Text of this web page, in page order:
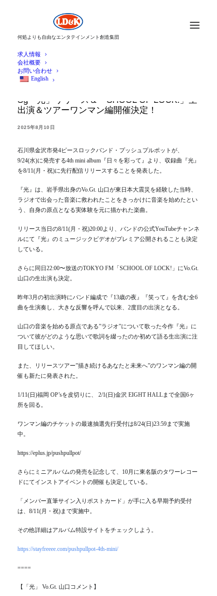
何処よりも自由なエンタテインメント創造集団
求人情報
会社概要
お問い合わせ
English
Sg「光」リリース＆「SHOOL OF LOCK!」生
出演＆ツアーワンマン編開催決定！
2025年8月10日
石川県金沢市発4ピースロックバンド・プッシュプルポットが、
9/24(水)に発売する4th mini album『日々を彩って』より、収録曲『光』
を8/11(月・祝)に先行配信リリースすることを発表した。
『光』は、岩手県出身のVo.Gt. 山口が東日本大震災を経験した当時、
ラジオで出会った音楽に救われたことをきっかけに音楽を始めたとい
う、自身の原点となる実体験を元に描かれた楽曲。
リリース当日の8/11(月・祝)20:00より、バンドの公式YouTubeチャンネ
ルにて『光』のミュージックビデオがプレミア公開されることも決定
している。
さらに同日22:00〜放送のTOKYO FM「SCHOOL OF LOCK!」にVo.Gt.
山口の生出演も決定。
昨年3月の初出演時にバンド編成で『13歳の夜』『笑って』を含む全6
曲を生演奏し、大きな反響を呼んで以来、2度目の出演となる。
山口の音楽を始める原点である”ラジオ”について歌った今作『光』に
ついて彼がどのような思いで歌詞を綴ったのか初めて語る生出演に注
目してほしい。
また、リリースツアー”描き続けるあなたと未来へ”のワンマン編の開
催も新たに発表された。
1/11(日)福岡 OP’sを皮切りに、 2/1(日)金沢 EIGHT HALLまで全国6ヶ
所を回る。
ワンマン編のチケットの最速抽選先行受付は8/24(日)23:59まで実施
中。
https://eplus.jp/pushpullpot/
さらにミニアルバムの発売を記念して、10月に東名阪のタワーレコー
ドにてインストアイベントの開催も決定している。
「メンバー直筆サイン入りポストカード」が手に入る早期予約受付
は、8/11(月・祝)まで実施中。
その他詳細はアルバム特設サイトをチェックしよう。
https://stayfreeee.com/pushpullpot-4th-mini/
====
【「光」 Vo.Gt. 山口コメント】